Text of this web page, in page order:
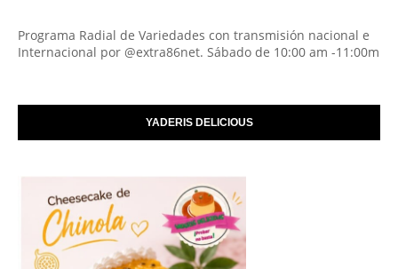
Programa Radial de Variedades con transmisión nacional e
Internacional por @extra86net. Sábado de 10:00 am -11:00m
YADERIS DELICIOUS